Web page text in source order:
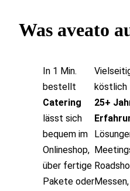
Was aveato
In 1 Min.
bestellt
Catering
lässt sich
bequem im
Onlineshop,
über fertige
Pakete oder
köstlich
25+
Messen,